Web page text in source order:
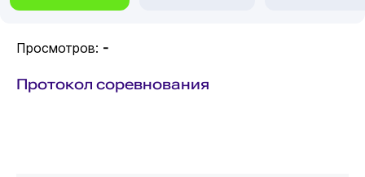
Просмотров: -
Протокол соревнования